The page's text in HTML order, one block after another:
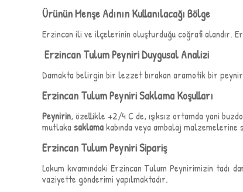
Ürünün Menşe Adının Kullanılacağı Bölge
Erzincan ili ve ilçelerinin oluşturduğu coğrafi alandır.
Erzincan Tulum Peyniri Duygusal Analizi
Damakta belirgin bir lezzet bırakan aramotik bir
Erzincan Tulum Peyniri Saklama Koşulları
Peynirin, özellikle +2/4 C de, ışıksız ortamda yani
mutlaka saklamakabında veya ambalaj malzemelerine
Erzincan Tulum Peyniri Sipariş
Lokum kıvamındaki Erzincan Tulum Peynirimizin tadı
vaziyette gönderimi yapılmaktadır.